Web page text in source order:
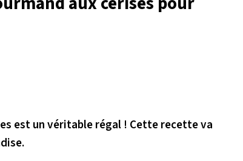
est un véritable régal ! Cette recette va